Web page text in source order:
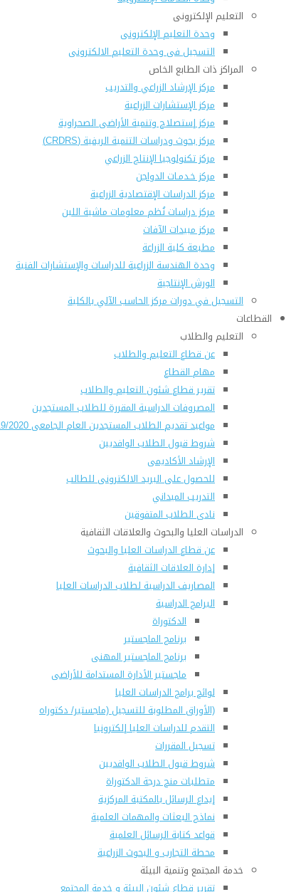
التعليم الإلكترونى
وحدة التعليم الإلكترونى
التسجيل فى وحدة التعليم الالكترونى
المراكز ذات الطابع الخاص
مركز الإرشاد الزراعي والتدريب
مركز الإستشارات الزراعية
مركز إستصلاح وتنمية الأراضى الصحراوية
مركز بحوث ودراسات التنمية الريفية (CRDRS)
مركز تكنولوجيا الإنتاج الزراعي
مركز خـدمـات الدواجن
مركز الدراسات الإقتصادية الزراعية
مركز دراسات نُظم معلومات ماشية اللبن
مركز مبيدات الآفات
مطبعة كلية الزراعة
وحدة الهندسة الزراعية للدراسات والإستشارات الفنية
الورش الإنتاجية
التسجيل في دورات مركز الحاسب الآلي بالكلية
القطاعات
التعليم والطلاب
عن قطاع التعليم والطلاب
مهام القطاع
تقرير قطاع شئون التعليم والطلاب
المصروفات الدراسية المقررة للطلاب المستجدين
مواعيد تقديم الطلاب المستجدين العام الجامعى 2019/2020
شروط قبول الطلاب الوافديين
الإرشاد الأكاديمى
للحصول على البريد الالكترونى للطالب
التدريب الميداني
نادى الطلاب المتفوقين
الدراسات العليا والبحوث والعلاقات الثقافية
عن قطاع الدراسات العليا والبحوث
إدارة العلاقات الثقافية
المصاريف الدراسية لطلاب الدراسات العليا
البرامج الدراسية
الدكتوراة
برنامج الماجستير
برنامج الماجستير المهنى
ماجستير الأدارة المستدامة للأراضى
لوائح برامج الدراسات العليا
(الأوراق المطلوبة للتسجيل (ماجستير/ دكتوراه
التقدم للدراسات العليا إلكترونيا
تسجيل المقررات
شروط قبول الطلاب الوافديين
متطلبات منح درجة الدكتوراة
إيداع الرسائل بالمكتبة المركزية
نماذج البعثات والمهمات العلمية
قواعد كتابة الرسائل العلمية
محطة التجارب و البحوث الزراعية
خدمة المجتمع وتنمية البيئة
تقرير قطاع شئون البيئة و خدمة المجتمع